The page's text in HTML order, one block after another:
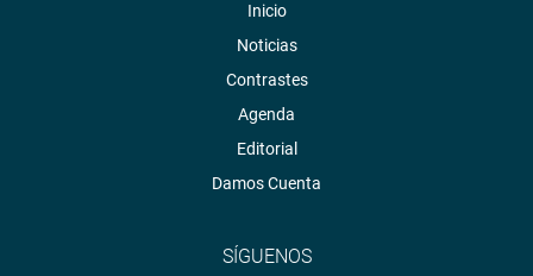
Inicio
Noticias
Contrastes
Agenda
Editorial
Damos Cuenta
SÍGUENOS